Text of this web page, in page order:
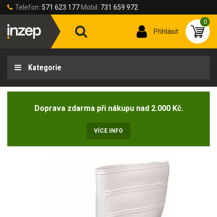
Telefon: 571 623 177 Mobil: 731 659 972
Přihlásit
0
Kategorie
Doprava zdarma při nákupu nad 2.000 Kč.
VÍCE INFO